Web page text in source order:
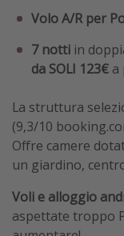
Volo A/R per
7 notti in
da SOLI 123€ a
La struttura
(9,3/10
Offre camere
un giardino,
Voli e alloggio
aspettate troppo